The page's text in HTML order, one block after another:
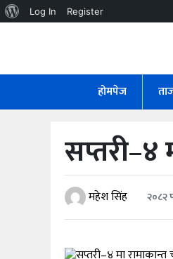
About
Log In Register
होमपेज
सप्तरी–४
महेश सिंह २०८२